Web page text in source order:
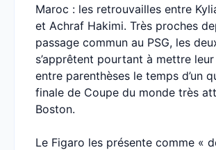
Maroc : les retrouvailles entre
et Achraf Hakimi. Très proches
passage commun au PSG, les
s’apprêtent pourtant à mettre
entre parenthèses le temps d’un
finale de Coupe du monde très
Boston.
Le Figaro les présente comme «